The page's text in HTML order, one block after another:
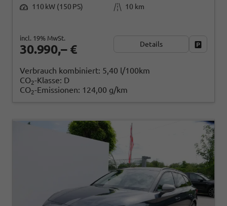
110 kW (150 PS) 10 km
30.990,– €
incl. 19% MwSt.
Details
Verbrauch kombiniert: 5,40 l/100km
CO2-Klasse: D
CO2-Emissionen: 124,00 g/km